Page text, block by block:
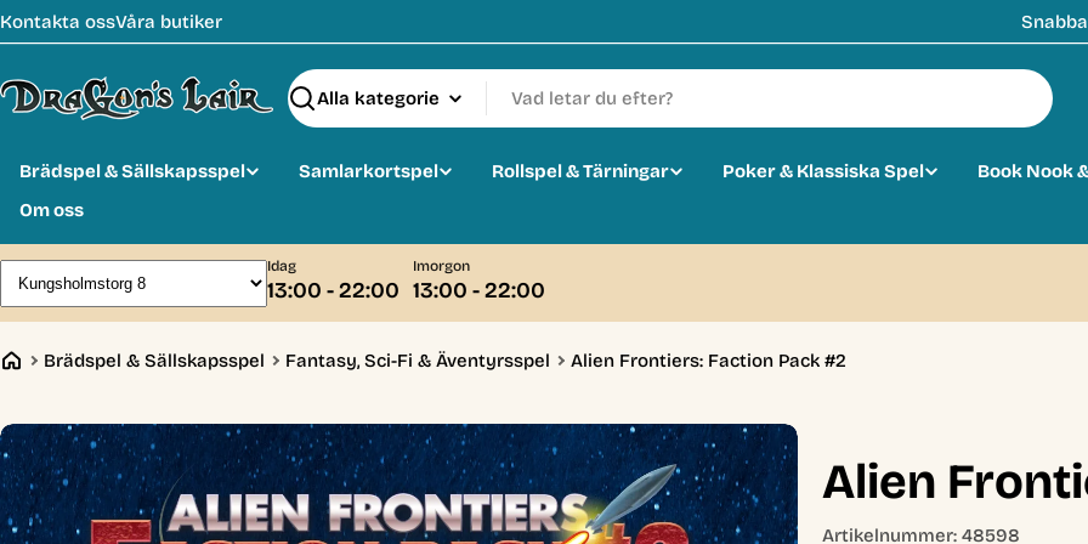
Hoppa
till
Kontakta ossVåra butiker
Sök
Brädspel & Sällskapsspel Samlarkortspel Rollspel & Tärningar Poker & Klassiska Spel
Book Nook
Om oss
Idag
13:00 - 22:00
Imorgon
13:00 - 22:00
Brädspel & Sällskapsspel Fantasy, Sci-Fi & Äventyrsspel Alien Frontiers: Faction Pack #2
Alien
Artikelnummer: 48598